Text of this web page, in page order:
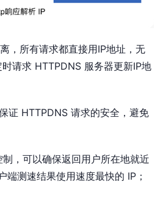
，所有请求都直接用IP地址，无
请求 HTTPDNS 服务器更新IP地
证 HTTPDNS 请求的安全，避免
，可以确保返回用户所在地就近
端测速结果使用速度最快的 IP；